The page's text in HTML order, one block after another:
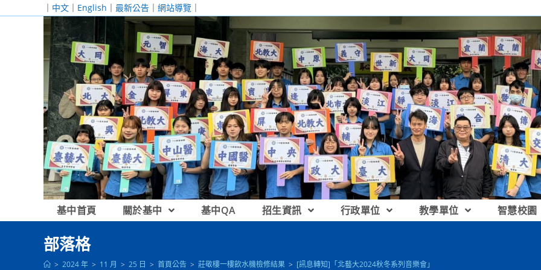
｜ 中文 ｜ English ｜ 最新公告 ｜ 網站導覽 ｜
基中首頁 關於基中 基中QA 招生資訊 行政單位 教學單位 智慧校園
部落格
> 2024 年 > 11 月 > 25 日 > 首頁公告 > 莊敬樓一樓飲水機檢修結果 > [訊息轉知]「北藝大2024秋冬系列音樂會」